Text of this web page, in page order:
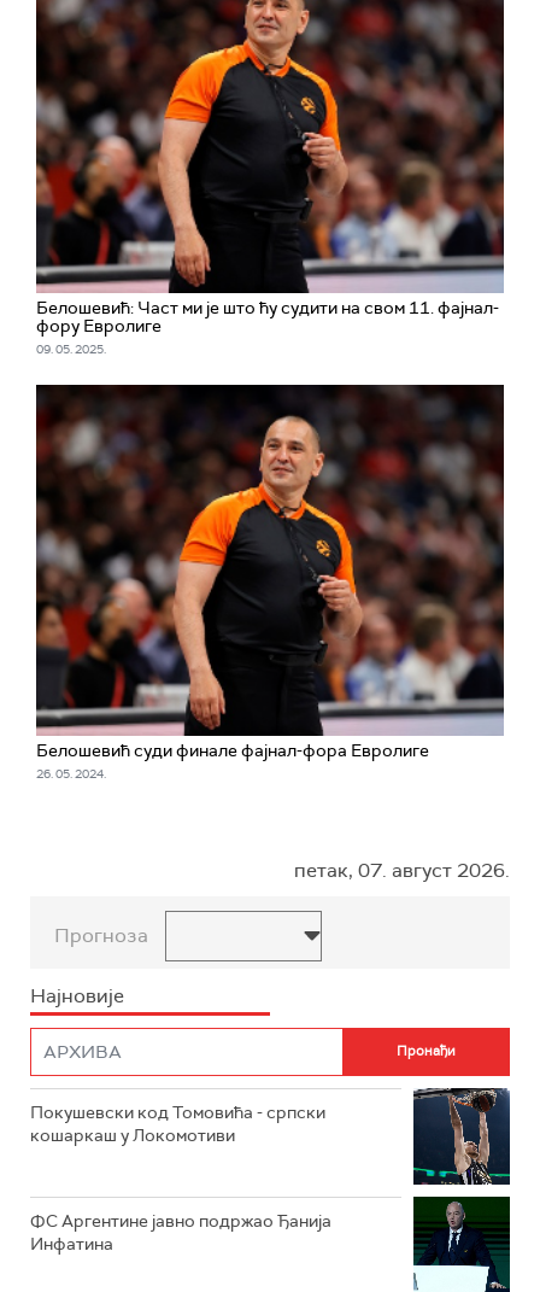
Белошевић: Част ми је што ћу судити на свом 11. фајнал-
фору Евролиге
09. 05. 2025.
Белошевић суди финале фајнал-фора Евролиге
26. 05. 2024.
петак, 07. август 2026.
Прогноза
Најновије
Покушевски код Томовића - српски
кошаркаш у Локомотиви
ФС Аргентине јавно подржао Ђанија
Инфатина